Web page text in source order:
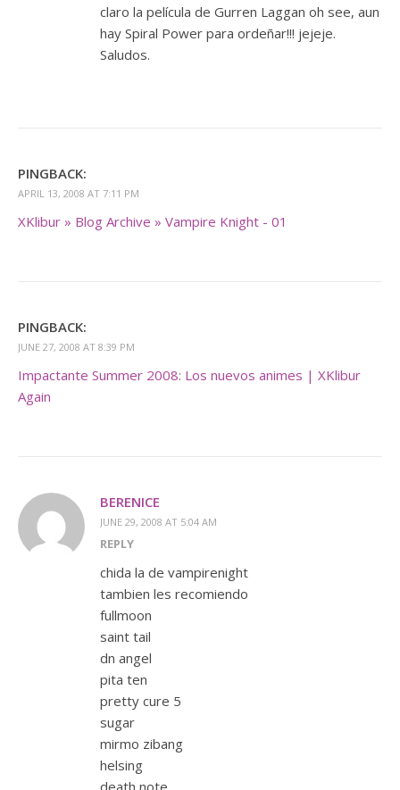
claro la película de Gurren Laggan oh see, aun
hay Spiral Power para ordeñar!!! jejeje.
Saludos.
PINGBACK:
APRIL 13, 2008 AT 7:11 PM
XKlibur » Blog Archive » Vampire Knight - 01
PINGBACK:
JUNE 27, 2008 AT 8:39 PM
Impactante Summer 2008: Los nuevos animes | XKlibur
Again
BERENICE
JUNE 29, 2008 AT 5:04 AM
REPLY
chida la de vampirenight
tambien les recomiendo
fullmoon
saint tail
dn angel
pita ten
pretty cure 5
sugar
mirmo zibang
helsing
death note